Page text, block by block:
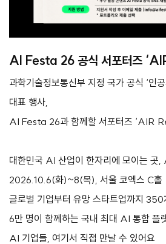
AI Festa 26 공식 서포터즈
과학기술정보통신부 지정 국가 공식 ‘인
대표 행사,
AI Festa 26과 함께할 서포터즈 ‘AIR
대한민국 AI 산업이 한자리에 모이는
2026.10.6(화)~8(목), 서울 코엑스 C홀
글로벌 기업부터 유망 스타트업까지 350
6만 명이 함께하는 국내 최대 AI 통합 플
AI 기업들, 여기서 직접 만날 수 있어요